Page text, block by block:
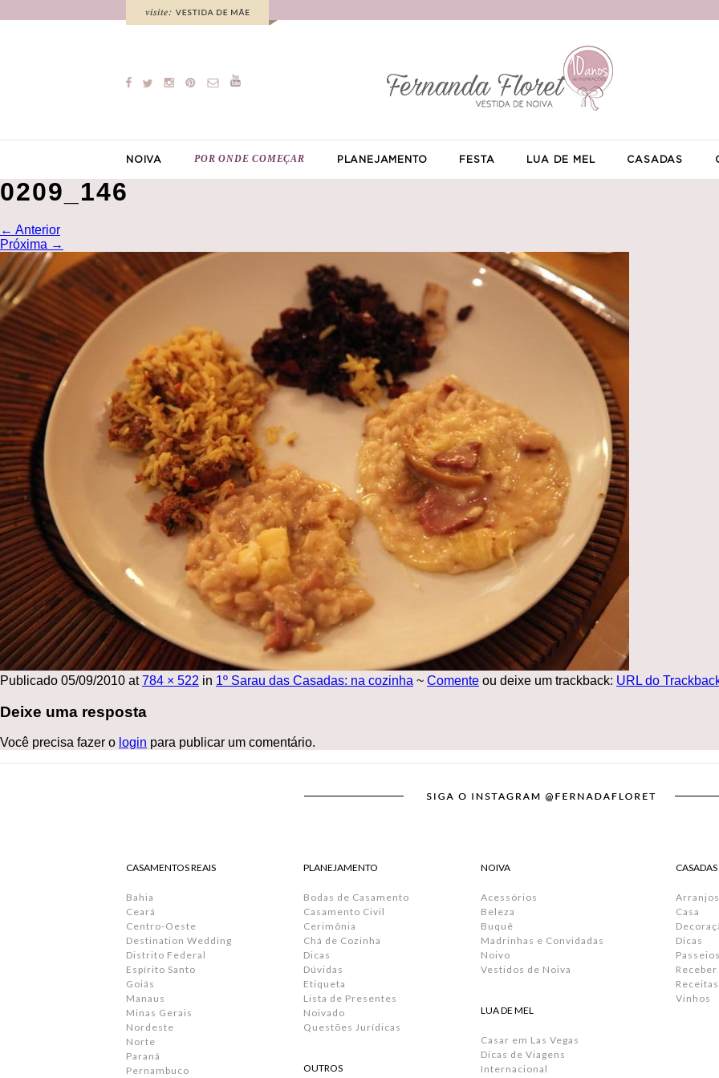
NOIVA POR ONDE COMEÇAR PLANEJAMENTO FESTA LUA DE MEL CASADAS
0209_146
← Anterior
Próxima →
Publicado 05/09/2010 at784 × 522 in 1º Sarau das Casadas: na cozinha ~ Comente ou deixe um trackback: URL do
Deixe uma resposta
Você precisa fazer o login para publicar um comentário.
CASAMENTOS REAIS
Bahia
Ceará
Centro-Oeste
Destination Wedding
Distrito Federal
Espírito Santo
Goiás
Manaus
Minas Gerais
Nordeste
Norte
Paraná
Pernambuco
PLANEJAMENTO
Bodas de Casamento
Casamento Civil
Cerimônia
Chá de Cozinha
Dicas
Dúvidas
Etiqueta
Lista de Presentes
Noivado
Questões Jurídicas
OUTROS
NOIVA
Acessórios
Beleza
Buquê
Madrinhas e Convidadas
Noivo
Vestidos de Noiva
LUA DE MEL
Casar em Las Vegas
Dicas de Viagens
Internacional
CASADAS
Casa
Dicas
Receitas
Vinhos